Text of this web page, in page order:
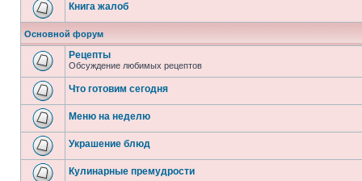
Книга жалоб
Основной форум
Рецепты
Обсуждение любимых рецептов
Что готовим сегодня
Меню на неделю
Украшение блюд
Кулинарные премудрости